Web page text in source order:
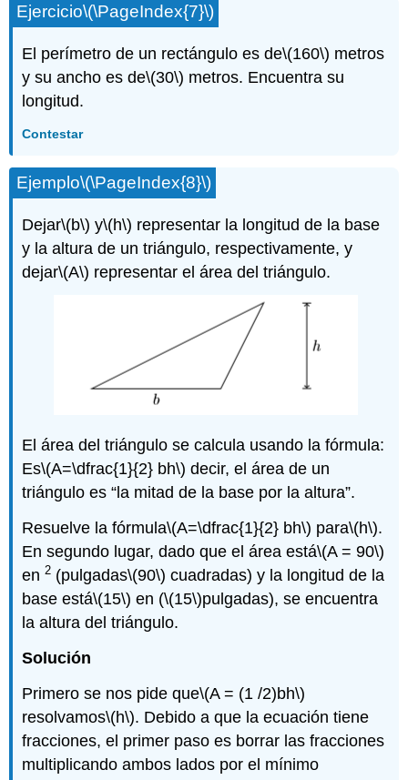
Ejercicio\(\PageIndex{7}\)
El perímetro de un rectángulo es de\(160\) metros
y su ancho es de\(30\) metros. Encuentra su
longitud.
Contestar
Ejemplo\(\PageIndex{8}\)
Dejar\(b\) y\(h\) representar la longitud de la base
y la altura de un triángulo, respectivamente, y
dejar\(A\) representar el área del triángulo.
El área del triángulo se calcula usando la fórmula:
Es\(A=\dfrac{1}{2} bh\) decir, el área de un
triángulo es “la mitad de la base por la altura”.
Resuelve la fórmula\(A=\dfrac{1}{2} bh\) para\(h\).
En segundo lugar, dado que el área está\(A = 90\)
en2 (pulgadas\(90\) cuadradas) y la longitud de la
base está\(15\) en (\(15\)pulgadas), se encuentra
la altura del triángulo.
Solución
Primero se nos pide que\(A = (1 /2)bh\)
resolvamos\(h\). Debido a que la ecuación tiene
fracciones, el primer paso es borrar las fracciones
multiplicando ambos lados por el mínimo